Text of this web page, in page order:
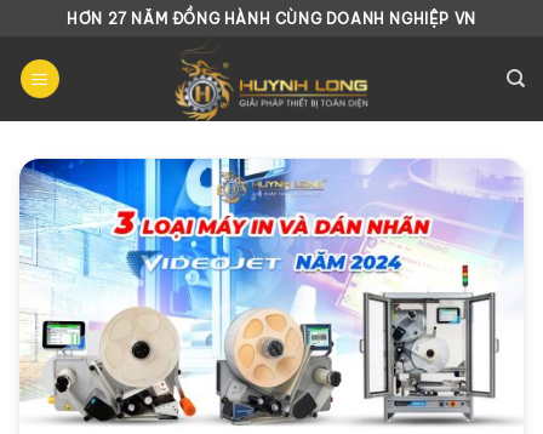
Chuyển
nội
dung
HƠN 27 NĂM ĐỒNG HÀNH CÙNG DOANH NGHIỆP VN